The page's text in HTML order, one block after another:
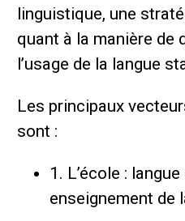
linguistique, une
quant à la manière de
l’usage de la langue
Les principaux
sont :
1. L’école :
enseignement de